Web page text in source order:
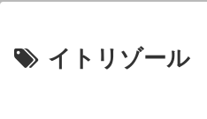
イトリゾール